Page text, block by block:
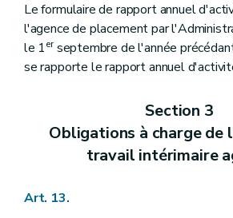
Le formulaire de rapport annuel
l'agence de placement par
le 1erseptembre de l'année
se rapporte le rapport annuel
Section 3
Obligations à charge de
travail intérimaire
Art. 13.